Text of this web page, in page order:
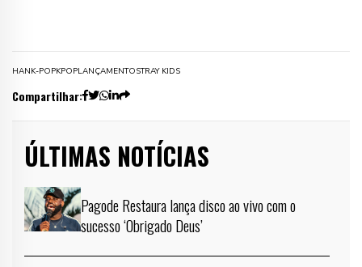
HANK-POPKPOPLANÇAMENTOSTRAY KIDS
Compartilhar:
ÚLTIMAS NOTÍCIAS
Pagode Restaura lança disco ao vivo com o
sucesso ‘Obrigado Deus’